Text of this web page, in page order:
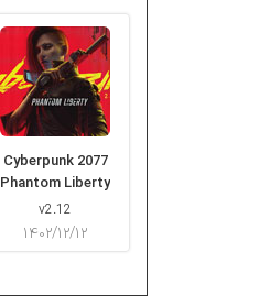
Cyberpunk 2077
Phantom Liberty
v2.12
۱۴۰۲/۱۲/۱۲